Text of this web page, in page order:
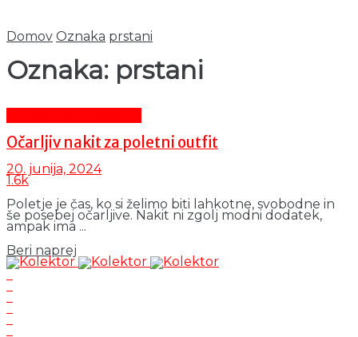
Domov Oznaka prstani
Oznaka: prstani
Očarljiv nakit za poletni outfit
20. junija, 2024
1.6k
Poletje je čas, ko si želimo biti lahkotne, svobodne in
še posebej očarljive. Nakit ni zgolj modni dodatek,
ampak ima ...
Beri naprej